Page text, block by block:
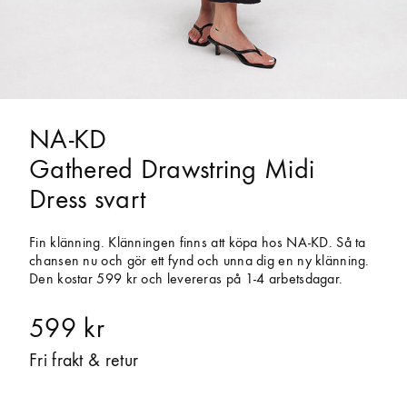
NA-KD
Gathered Drawstring Midi
Dress svart
Fin klänning. Klänningen finns att köpa hos NA-KD. Så ta
chansen nu och gör ett fynd och unna dig en ny klänning.
Den kostar 599 kr och levereras på 1-4 arbetsdagar.
599 kr
Fri frakt & retur